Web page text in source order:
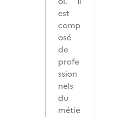
est
comp
osé
de
profe
ssion
nels
du
métie